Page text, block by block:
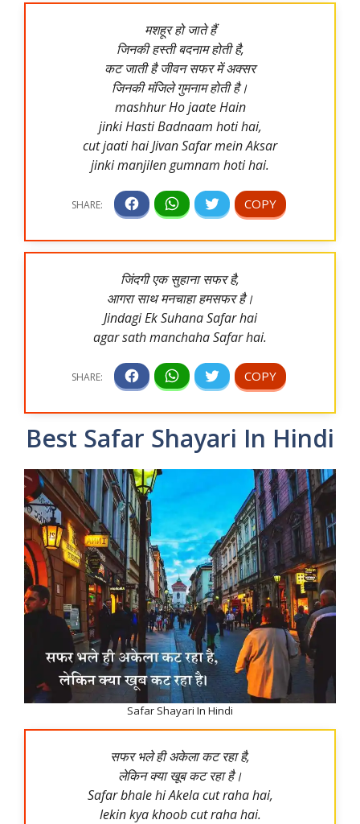
मशहूर हो जाते हैं
जिनकी हस्ती बदनाम होती है,
कट जाती है जीवन सफर में अक्सर
जिनकी मंजिले गुमनाम होती है।
mashhur Ho jaate Hain
jinki Hasti Badnaam hoti hai,
cut jaati hai Jivan Safar mein Aksar
jinki manjilen gumnam hoti hai.
जिंदगी एक सुहाना सफर है,
आगरा साथ मनचाहा हमसफर है।
Jindagi Ek Suhana Safar hai
agar sath manchaha Safar hai.
Best Safar Shayari In Hindi
Safar Shayari In Hindi
सफर भले ही अकेला कट रहा है,
लेकिन क्या खूब कट रहा है।
Safar bhale hi Akela cut raha hai,
lekin kya khoob cut raha hai.